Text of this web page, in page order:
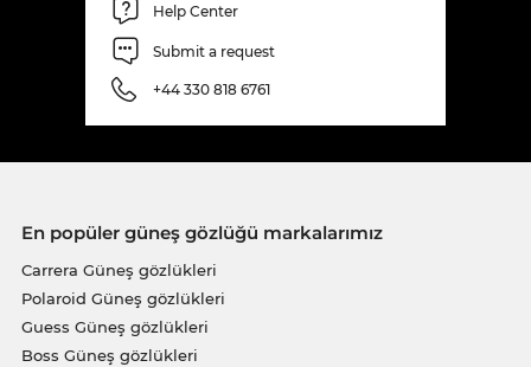
Help Center
Submit a request
+44 330 818 6761
En popüler güneş gözlüğü markalarımız
Carrera Güneş gözlükleri
Polaroid Güneş gözlükleri
Guess Güneş gözlükleri
Boss Güneş gözlükleri